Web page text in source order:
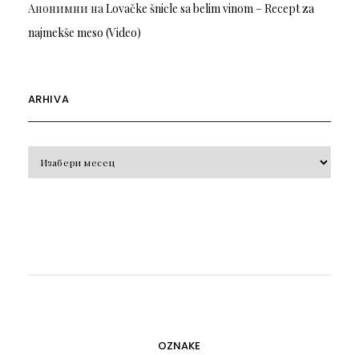
Анонимни наLovačke šnicle sa belim vinom – Recept za
najmekše meso (Video)
ARHIVA
OZNAKE